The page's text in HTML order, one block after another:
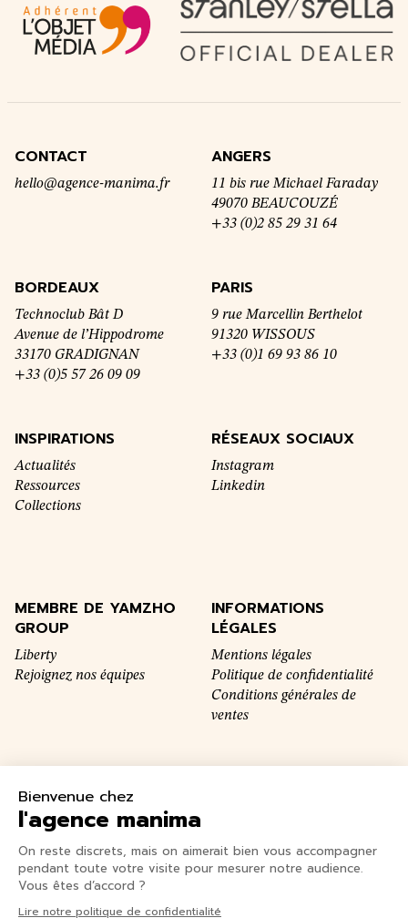
CONTACT
hello@agence-manima.fr
ANGERS
11 bis rue Michael Faraday
49070 BEAUCOUZÉ
+33 (0)2 85 29 31 64
BORDEAUX
Technoclub Bât D
Avenue de l’Hippodrome
33170 GRADIGNAN
+33 (0)5 57 26 09 09
PARIS
9 rue Marcellin Berthelot
91320 WISSOUS
+33 (0)1 69 93 86 10
INSPIRATIONS
Actualités
Ressources
Collections
RÉSEAUX SOCIAUX
Instagram
Linkedin
MEMBRE DE YAMZHO
GROUP
Liberty
Rejoignez nos équipes
INFORMATIONS
LÉGALES
Mentions légales
Politique de confidentialité
Conditions générales de
ventes